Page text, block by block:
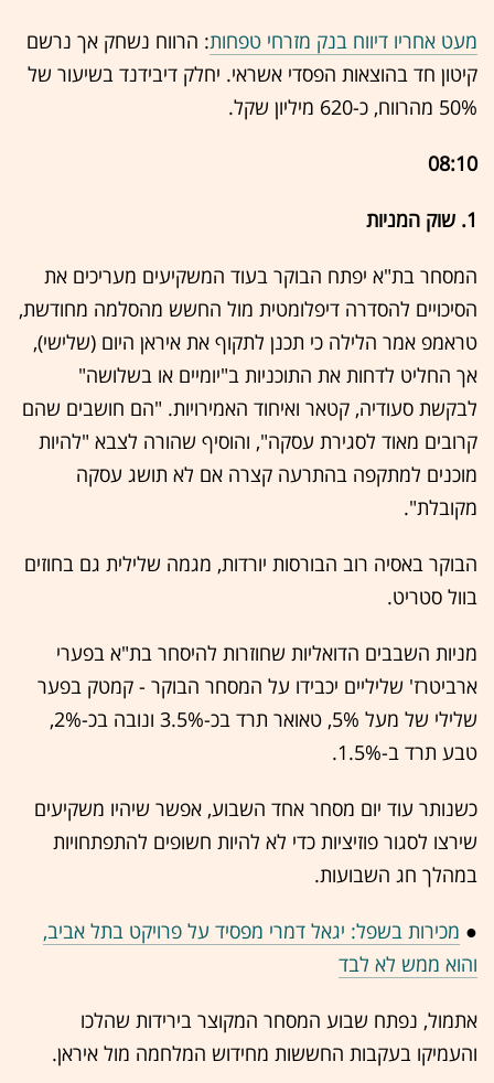
מעט אחריו דיווח בנק מזרחי טפחות: הרווח נשחק אך נרשם
קיטון חד בהוצאות הפסדי אשראי. יחלק דיבידנד בשיעור של
50% מהרווח, כ-620 מיליון שקל.
08:10
1. שוק המניות
המסחר בת"א יפתח הבוקר בעוד המשקיעים מעריכים את
הסיכויים להסדרה דיפלומטית מול החשש מהסלמה מחודשת,
טראמפ אמר הלילה כי תכנן לתקוף את איראן היום (שלישי),
אך החליט לדחות את התוכניות ב"יומיים או בשלושה"
לבקשת סעודיה, קטאר ואיחוד האמירויות. "הם חושבים שהם
קרובים מאוד לסגירת עסקה", והוסיף שהורה לצבא "להיות
מוכנים למתקפה בהתרעה קצרה אם לא תושג עסקה
מקובלת".
הבוקר באסיה רוב הבורסות יורדות, מגמה שלילית גם בחוזים
בוול סטריט.
מניות השבבים הדואליות שחוזרות להיסחר בת"א בפערי
ארביטרז' שליליים יכבידו על המסחר הבוקר - קמטק בפער
שלילי של מעל 5%, טאואר תרד בכ-3.5% ונובה בכ-2%,
טבע תרד ב-1.5%.
כשנותר עוד יום מסחר אחד השבוע, אפשר שיהיו משקיעים
שירצו לסגור פוזיציות כדי לא להיות חשופים להתפתחויות
במהלך חג השבועות.
● מכירות בשפל: יגאל דמרי מפסיד על פרויקט בתל אביב,
והוא ממש לא לבד
אתמול, נפתח שבוע המסחר המקוצר בירידות שהלכו
והעמיקו בעקבות החששות מחידוש המלחמה מול איראן.